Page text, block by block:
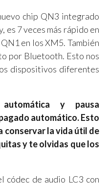
chip QN3 integrado
es 7 veces más rápido en
en los XM5. También
por Bluetooth. Esto nos
dispositivos diferentes
automática y pausa
automático.Esto
conservar la vida útil de
y te olvidas que los
códec de audio LC3 con